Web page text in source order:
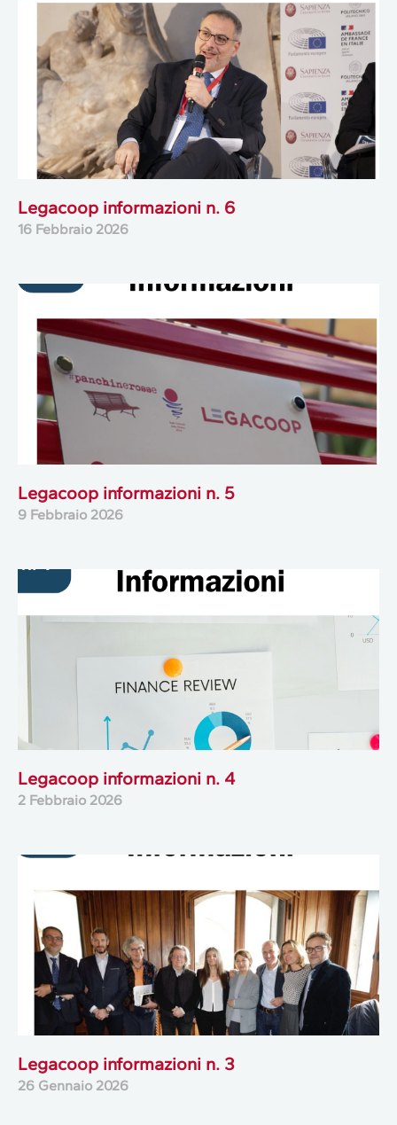
Legacoop informazioni n. 6
16 Febbraio 2026
Legacoop informazioni n. 5
9 Febbraio 2026
Legacoop informazioni n. 4
2 Febbraio 2026
Legacoop informazioni n. 3
26 Gennaio 2026